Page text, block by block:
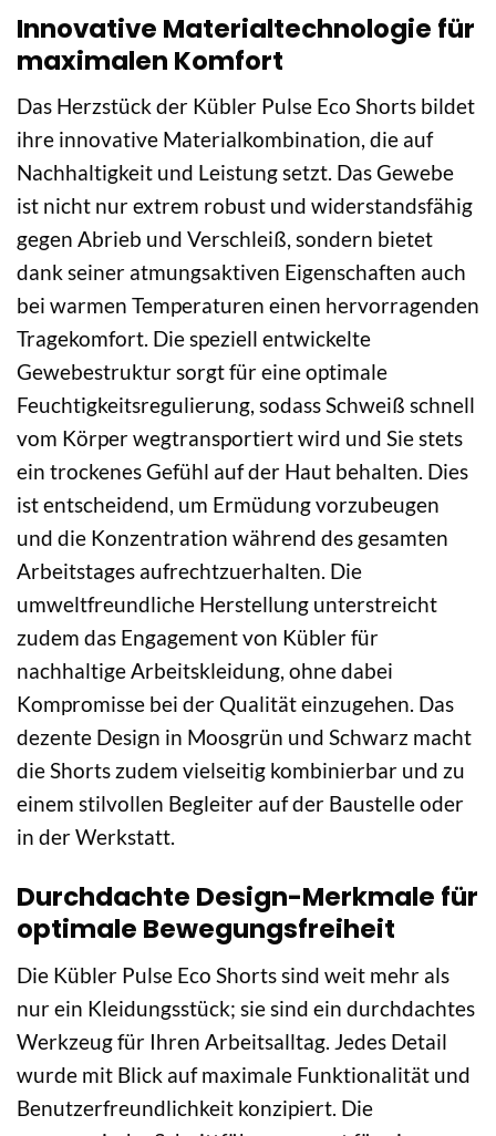
Innovative Materialtechnologie für
maximalen Komfort
Das Herzstück der Kübler Pulse Eco Shorts bildet
ihre innovative Materialkombination, die auf
Nachhaltigkeit und Leistung setzt. Das Gewebe
ist nicht nur extrem robust und widerstandsfähig
gegen Abrieb und Verschleiß, sondern bietet
dank seiner atmungsaktiven Eigenschaften auch
bei warmen Temperaturen einen hervorragenden
Tragekomfort. Die speziell entwickelte
Gewebestruktur sorgt für eine optimale
Feuchtigkeitsregulierung, sodass Schweiß schnell
vom Körper wegtransportiert wird und Sie stets
ein trockenes Gefühl auf der Haut behalten. Dies
ist entscheidend, um Ermüdung vorzubeugen
und die Konzentration während des gesamten
Arbeitstages aufrechtzuerhalten. Die
umweltfreundliche Herstellung unterstreicht
zudem das Engagement von Kübler für
nachhaltige Arbeitskleidung, ohne dabei
Kompromisse bei der Qualität einzugehen. Das
dezente Design in Moosgrün und Schwarz macht
die Shorts zudem vielseitig kombinierbar und zu
einem stilvollen Begleiter auf der Baustelle oder
in der Werkstatt.
Durchdachte Design-Merkmale für
optimale Bewegungsfreiheit
Die Kübler Pulse Eco Shorts sind weit mehr als
nur ein Kleidungsstück; sie sind ein durchdachtes
Werkzeug für Ihren Arbeitsalltag. Jedes Detail
wurde mit Blick auf maximale Funktionalität und
Benutzerfreundlichkeit konzipiert. Die